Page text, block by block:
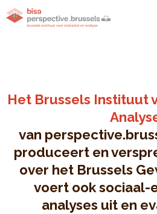
Het Brussels Instituut
van
produceert en
over het Brussels
voert ook sociaal-
analyses uit en